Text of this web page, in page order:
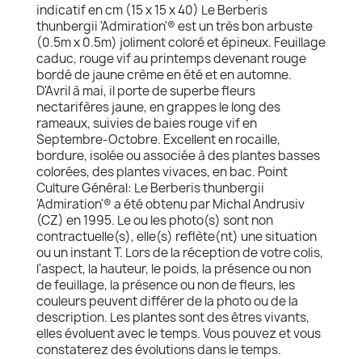
indicatif en cm (15 x 15 x 40) Le Berberis
thunbergii 'Admiration'® est un très bon arbuste
(0.5m x 0.5m) joliment coloré et épineux. Feuillage
caduc, rouge vif au printemps devenant rouge
bordé de jaune crème en été et en automne.
D'Avril à mai, il porte de superbe fleurs
nectarifères jaune, en grappes le long des
rameaux, suivies de baies rouge vif en
Septembre-Octobre. Excellent en rocaille,
bordure, isolée ou associée à des plantes basses
colorées, des plantes vivaces, en bac. Point
Culture Général: Le Berberis thunbergii
'Admiration'® a été obtenu par Michal Andrusiv
(CZ) en 1995. Le ou les photo(s) sont non
contractuelle(s), elle(s) reflète(nt) une situation
ou un instant T. Lors de la réception de votre colis,
l'aspect, la hauteur, le poids, la présence ou non
de feuillage, la présence ou non de fleurs, les
couleurs peuvent différer de la photo ou de la
description. Les plantes sont des êtres vivants,
elles évoluent avec le temps. Vous pouvez et vous
constaterez des évolutions dans le temps.